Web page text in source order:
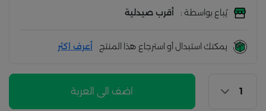
يُباع بواسطة : أقرب صيدلية
يمكنك استبدال أو استرجاع هذا المنتج أعرف اكثر
اضف الى العربة